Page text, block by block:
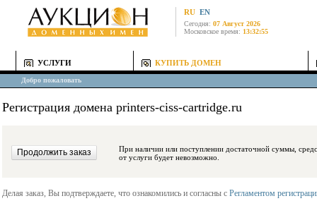
RU EN
Сегодня: 07 Август 2026
Московское время: 13:32:55
УСЛУГИ КУПИТЬ ДОМЕН
Добро пожаловать
Регистрация домена printers-ciss-cartridge.ru
При наличии или поступлении достаточной суммы, средства будут
от услуги будет невозможно.
Делая заказ, Вы подтверждаете, что ознакомились и согласны с Регламентом